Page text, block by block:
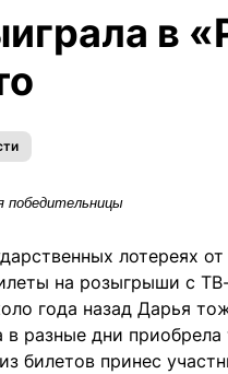
в
победительницы
лотереях
на розыгрыши с
года назад Дарья
в разные дни
билетов принес